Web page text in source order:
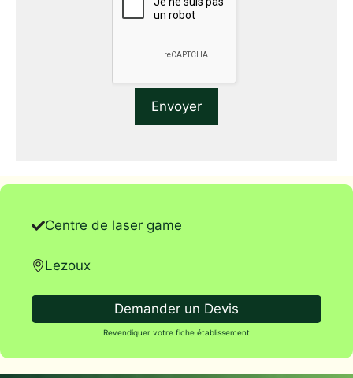
Centre de laser game
Lezoux
Demander un Devis
Revendiquer votre fiche établissement